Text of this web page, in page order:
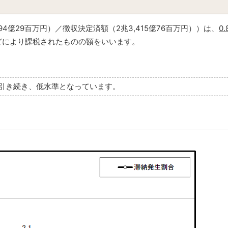
億29百万円）／徴収決定済額（2兆3,415億76百万円））は、
り課税されたものの額をいいます。
続き、低水準となっています。